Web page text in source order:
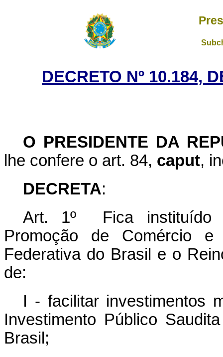
DECRETO Nº 10.184,
O PRESIDENTE DA
lhe confere o art. 84, caput,
DECRETA:
Art. 1º Fica instituído
Promoção de Comércio e
Federativa do Brasil e o
de:
I - facilitar investimentos
Investimento Público
Brasil;